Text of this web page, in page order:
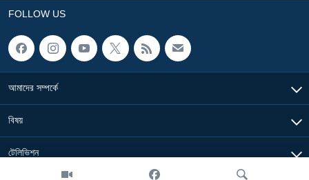
FOLLOW US
আমাদের সম্পর্কে
বিষয়
টেলিভিশন